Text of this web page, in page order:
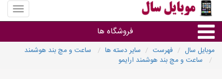
منوی
سایت
سال
فروشگاه ها
موبایل و تبلت
موبایل سال فهرست سایر دسته ها
ساعت و مچ بند هوشمند
ساعت و مچ بند هوشمند ارایمو